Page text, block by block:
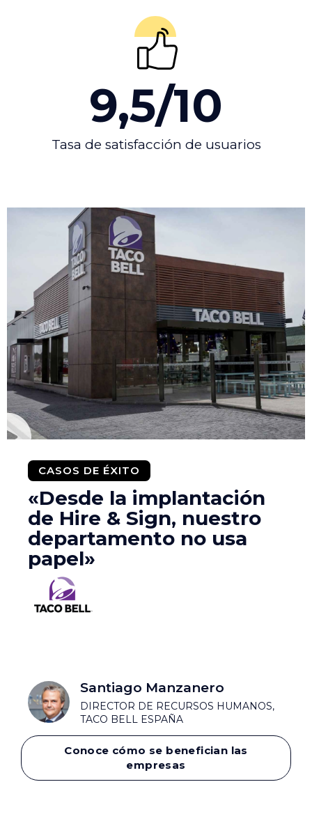
Tasa de satisfacción de usuarios
9,5/10
CASOS DE ÉXITO
«Desde la implantación
de Hire & Sign, nuestro
departamento no usa
papel»
Santiago Manzanero
DIRECTOR DE RECURSOS HUMANOS,
TACO BELL ESPAÑA
Conoce cómo se benefician las
empresas